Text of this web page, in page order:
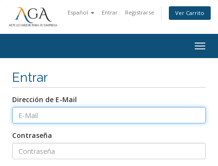
Español Entrar Registrarse Ver Carrito
Entrar
Dirección de E-Mail
Contraseña